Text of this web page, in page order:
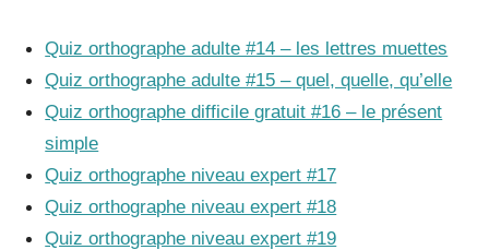
Quiz orthographe adulte #14 – les lettres muettes
Quiz orthographe adulte #15 – quel, quelle, qu’elle
Quiz orthographe difficile gratuit #16 – le présent
simple
Quiz orthographe niveau expert #17
Quiz orthographe niveau expert #18
Quiz orthographe niveau expert #19